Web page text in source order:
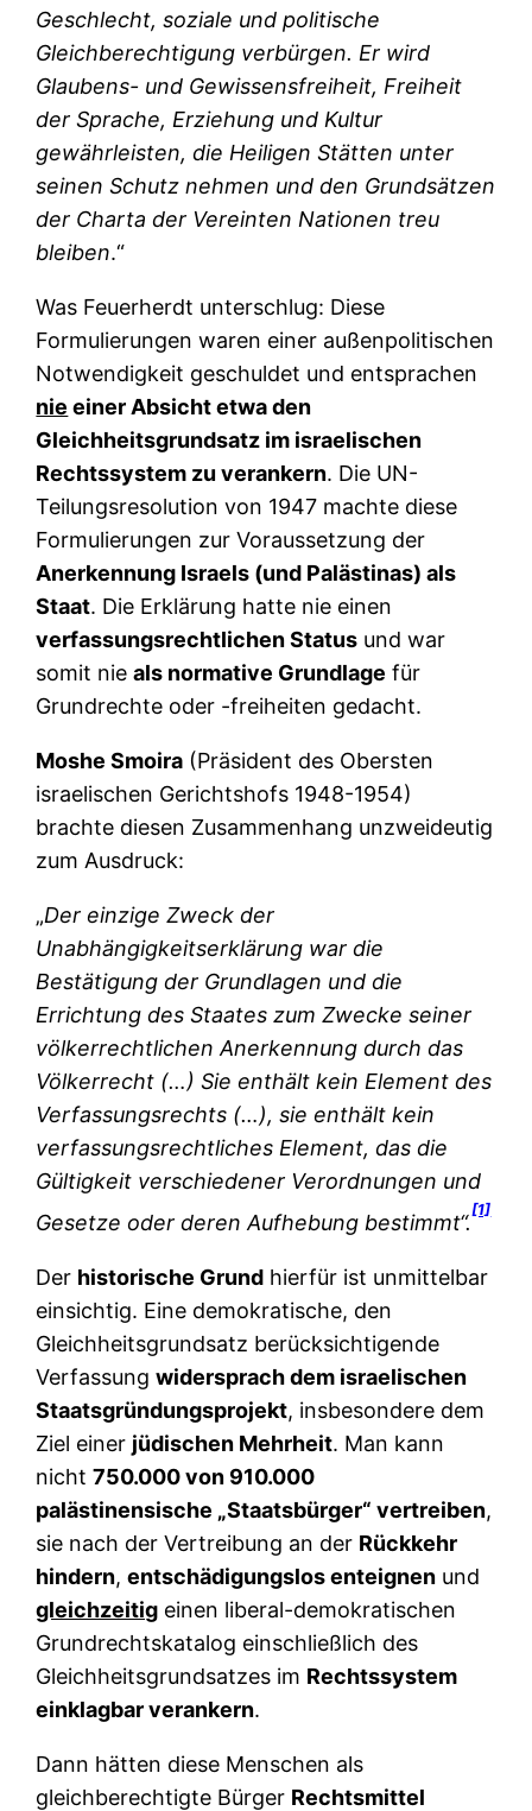
Geschlecht, soziale und politische
Gleichberechtigung verbürgen. Er wird
Glaubens- und Gewissensfreiheit, Freiheit
der Sprache, Erziehung und Kultur
gewährleisten, die Heiligen Stätten unter
seinen Schutz nehmen und den Grundsätzen
der Charta der Vereinten Nationen treu
bleiben.“
Was Feuerherdt unterschlug: Diese
Formulierungen waren einer außenpolitischen
Notwendigkeit geschuldet und entsprachen
nie einer Absicht etwa den
Gleichheitsgrundsatz im israelischen
Rechtssystem zu verankern. Die UN-
Teilungsresolution von 1947 machte diese
Formulierungen zur Voraussetzung der
Anerkennung Israels (und Palästinas) als
Staat. Die Erklärung hatte nie einen
verfassungsrechtlichen Status und war
somit nieals normative Grundlage für
Grundrechte oder -freiheiten gedacht.
Moshe Smoira (Präsident des Obersten
israelischen Gerichtshofs 1948-1954)
brachte diesen Zusammenhang unzweideutig
zum Ausdruck:
„Der einzige Zweck der
Unabhängigkeitserklärung war die
Bestätigung der Grundlagen und die
Errichtung des Staates zum Zwecke seiner
völkerrechtlichen Anerkennung durch das
Völkerrecht (…) Sie enthält kein Element des
Verfassungsrechts (…), sie enthält kein
verfassungsrechtliches Element, das die
Gültigkeit verschiedener Verordnungen und
Gesetze oder deren Aufhebung bestimmt“.
[1]
Der historische Grund hierfür ist unmittelbar
einsichtig. Eine demokratische, den
Gleichheitsgrundsatz berücksichtigende
Verfassungwidersprach dem israelischen
Staatsgründungsprojekt, insbesondere dem
Ziel einer jüdischen Mehrheit. Man kann
nicht750.000 von 910.000
palästinensische „Staatsbürger“ vertreiben,
sie nach der Vertreibung an der Rückkehr
hindern,entschädigungslos enteignen und
gleichzeitig einen liberal-demokratischen
Grundrechtskatalog einschließlich des
Gleichheitsgrundsatzes im Rechtssystem
einklagbar verankern.
Dann hätten diese Menschen als
gleichberechtigte Bürger Rechtsmittel